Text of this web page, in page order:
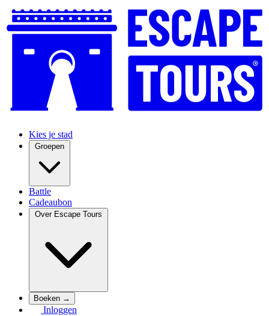
Kies je stad
Groepen
Battle
Cadeaubon
Over Escape Tours
Boeken →
Inloggen